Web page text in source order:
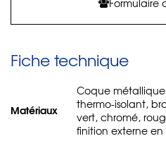
Fiche technique
Matériaux
Coque
thermo-isolant,
vert, chromé,
finition externe